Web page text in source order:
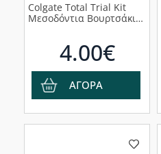
Colgate Total Trial Kit
Μεσοδόντια Βουρτσάκια
4.00€
ΑΓΟΡΑ